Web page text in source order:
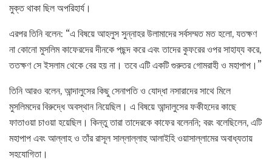
মুক্ত থাকা ছিল অপরিহার্য।
এরপর তিনি বলেন: “এ বিষয়ে আহলুস সুন্নাহর উলামাদের সর্বসম্মত মত হলো, যতক্ষণ
না কোনো মুসলিম কাফেরদের দীনকে পছন্দ করে এবং তাদের কুফরের ওপর সাহায্য করে,
ততক্ষণ সে ইসলাম থেকে বের হয় না। তবে এটি একটি গুরুতর গোমরাহী ও মহাপাপ।”
তিনি আরও বলেন, আন্দালুসের কিছু সেনাপতি ও যোদ্ধা নসারাদের সাথে মিলে
মুসলিমদের বিরুদ্ধে অবস্থান নিয়েছিল। এ বিষয়ে আন্দালুসের ফকীহদের কাছে
ফাতাওয়া চাওয়া হয়েছিল। কিন্তু তারা তাদেরকে কাফের বলেননি; বরং বলেছিলেন, এটি
মহাপাপ এবং আল্লাহ ও তাঁর রাসূল সাল্লাল্লাহু আলাইহি ওয়াসাল্লামের অবাধ্যতায়
সহযোগিতা।